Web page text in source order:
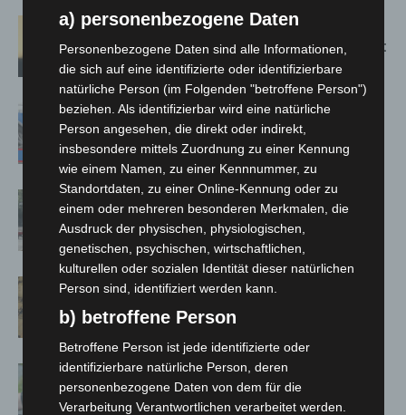
Hannover: Erste Tigermücken-
Population in Niedersachsen entdeckt
Mann läuft mit Hockeyschläger über
A7 – Polizei sucht Zeugen
Gasleitung bei McDonald’s-Umbau in
Langenhagen beschädigt
Hannover Klassik Open Air 2026:
Französische Oper im Maschpark
Langenhagen: Autofahrer mit 3,17
Promille aus dem Verkehr gezogen
a) personenbezogene Daten
Personenbezogene Daten sind alle Informationen,
die sich auf eine identifizierte oder identifizierbare
natürliche Person (im Folgenden "betroffene Person")
beziehen. Als identifizierbar wird eine natürliche
Person angesehen, die direkt oder indirekt,
insbesondere mittels Zuordnung zu einer Kennung
wie einem Namen, zu einer Kennnummer, zu
Standortdaten, zu einer Online-Kennung oder zu
einem oder mehreren besonderen Merkmalen, die
Ausdruck der physischen, physiologischen,
genetischen, psychischen, wirtschaftlichen,
kulturellen oder sozialen Identität dieser natürlichen
Person sind, identifiziert werden kann.
b) betroffene Person
Betroffene Person ist jede identifizierte oder
identifizierbare natürliche Person, deren
personenbezogene Daten von dem für die
Verarbeitung Verantwortlichen verarbeitet werden.